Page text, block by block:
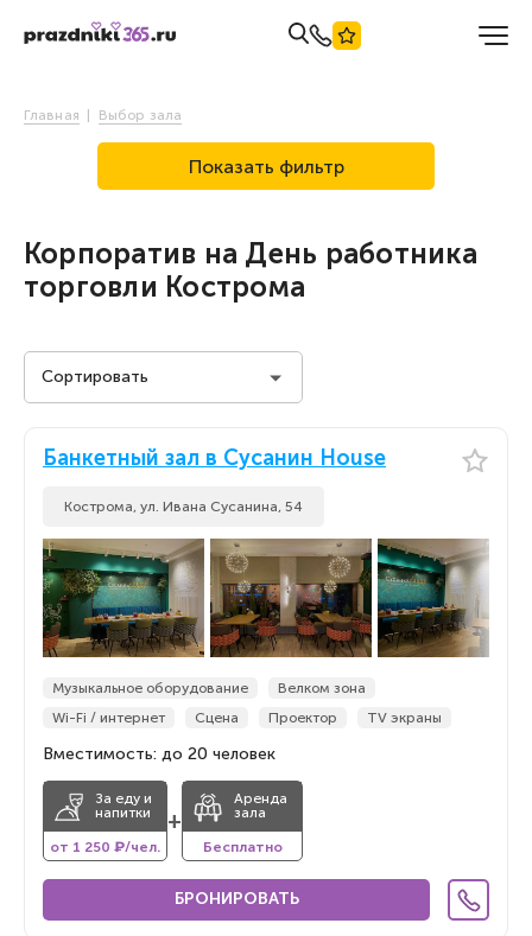
Показать фильтр
Главная Выбор зала
Корпоратив на День работника
торговли Кострома
Сортировать
Стоимость на человека
По новизне
По новизне
Банкетный зал в Сусанин House
Кострома, ул. Ивана Сусанина, 54
Музыкальное оборудование
Велком зона
Wi-Fi / интернет
Сцена Проектор TV экраны
Вместимость: до 20 человек
За еду и
напитки
от 1 250 ₽/чел.
+
Аренда
зала
Бесплатно
БРОНИРОВАТЬ